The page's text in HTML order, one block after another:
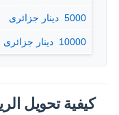
5000 ‏ دينار جزائرى
10000 ‏ دينار جزائرى
كيفية تحويل